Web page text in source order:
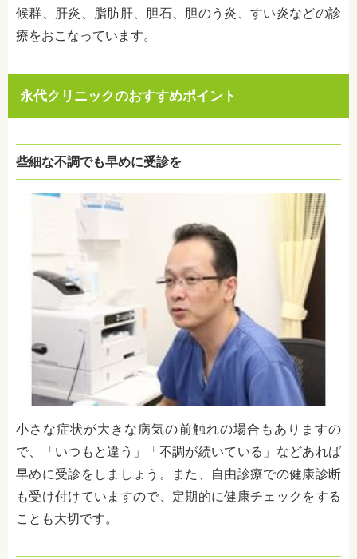
候群、肝炎、脂肪肝、胆石、胆のう炎、すい炎などの診
療をおこなっています。
永代クリニックのおすすめポイント
些細な不調でも早めに受診を
小さな症状が大きな病気の前触れの場合もありますの
で、「いつもと違う」「不調が続いている」などあれば
早めに受診をしましょう。また、自由診療での健康診断
も受け付けていますので、定期的に健康チェックをする
ことも大切です。